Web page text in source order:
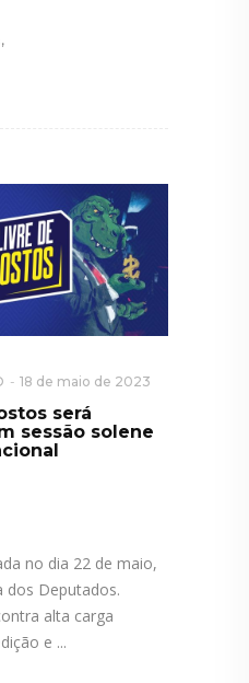
,
18 de maio de 2023
será
sessão solene
no dia 22 de maio,
dos Deputados.
alta carga
e